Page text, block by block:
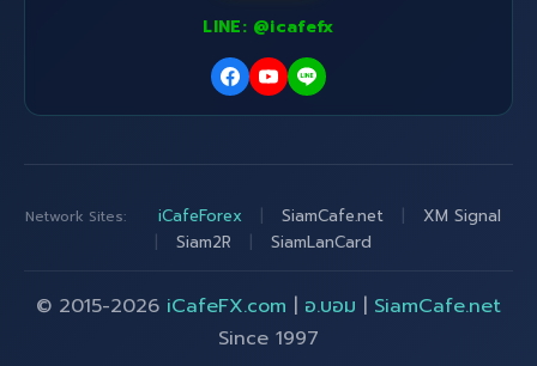
LINE: @icafefx
Network Sites: iCafeForex SiamCafe.net
XM Signal
Siam2R SiamLanCard
© 2015-2026 iCafeFX.com | อ.บอม | SiamCafe.net
Since 1997